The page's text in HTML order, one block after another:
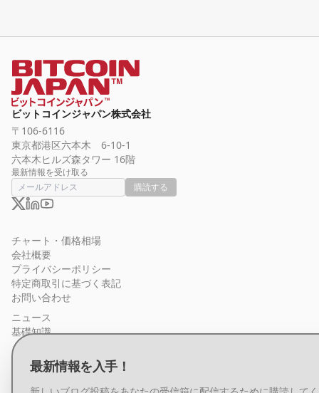
最新情報を入手！
ビットコインジャパン株式会社
〒106-6116
東京都港区六本木 6-10-1
六本木ヒルズ森タワー 16階
最新情報を受け取る
購読する
チャート・価格相場
会社概要
プライバシーポリシー
特定商取引に基づく表記
お問い合わせ
ニュース
基礎知識
ビットコインウォレットとは